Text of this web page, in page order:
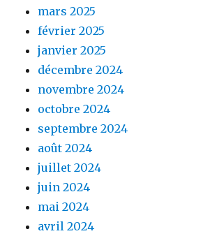
mars 2025
février 2025
janvier 2025
décembre 2024
novembre 2024
octobre 2024
septembre 2024
août 2024
juillet 2024
juin 2024
mai 2024
avril 2024